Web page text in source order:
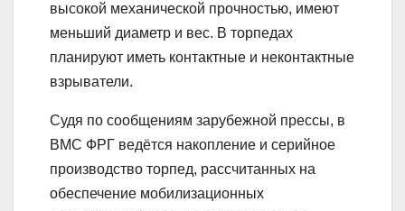
высокой механической прочностью, имеют
меньший диаметр и вес. В торпедах
планируют иметь контактные и неконтактные
взрыватели.
Судя по сообщениям зарубежной прессы, в
ВМС ФРГ ведётся накопление и серийное
производство торпед, рассчитанных на
обеспечение мобилизационных